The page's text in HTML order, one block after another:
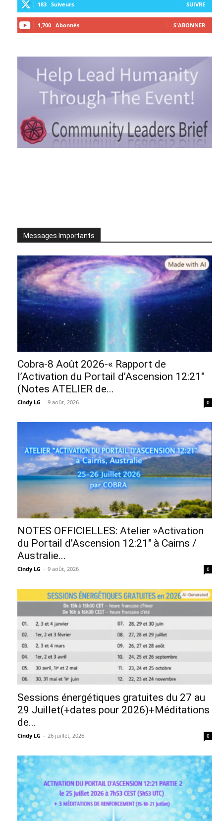
183 Suiveurs SUIVRE
1,700 Abonnés S'ABONNER
Messages Importants
Cobra-8 Août 2026-« Rapport de
l’Activation du Portail d’Ascension 12:21″
(Notes ATELIER de...
Cindy LG - 9 août, 2026 0
NOTES OFFICIELLES: Atelier »Activation
du Portail d’Ascension 12:21″ à Cairns /
Australie...
Cindy LG - 9 août, 2026 0
Sessions énergétiques gratuites du 27 au
29 Juillet(+dates pour 2026)+Méditations
de...
Cindy LG - 26 juillet, 2026 0